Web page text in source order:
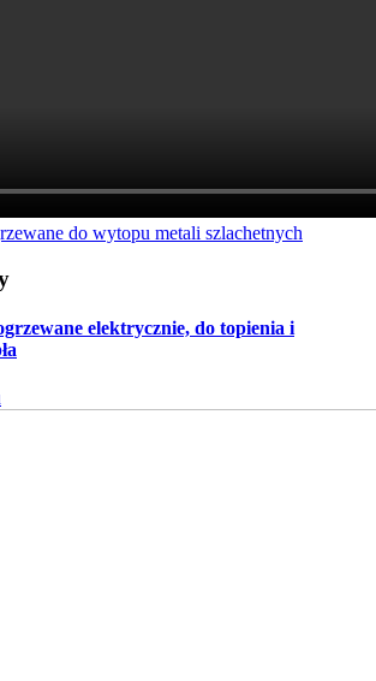
do wytopu metali szlachetnych
elektrycznie, do topienia i